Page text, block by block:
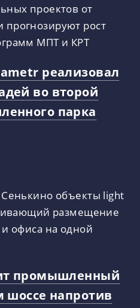
проектов от
рост
МПТ и КРТ
реализовал
во второй
парка
объекты light
размещение
и офиса на одной
промышленный
шоссе напротив